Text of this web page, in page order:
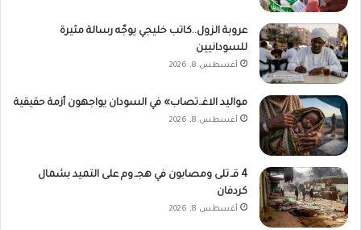
عروبة الزول..كاتب خليجي يوجّه رسالة مثيرة
للسودانيين
أغسطس 8, 2026
مواليد الاغـ.تصاب» في السودان يواجهون أزمة حقيقية
أغسطس 8, 2026
4 قـ.تلى ومصابون في هجـ.وم على التميد بشمال
كردفان
أغسطس 8, 2026